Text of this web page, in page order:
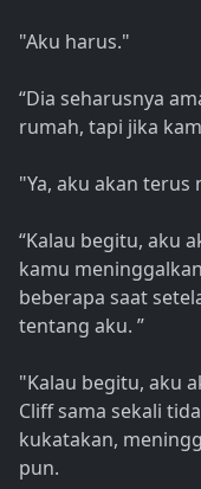
"Aku harus."
“Dia seharusnya
rumah, tapi jika
"Ya, aku akan terus
“Kalau begitu, aku
kamu
beberapa saat
tentang aku. ”
"Kalau begitu, aku
Cliff sama sekali
kukatakan,
pun.